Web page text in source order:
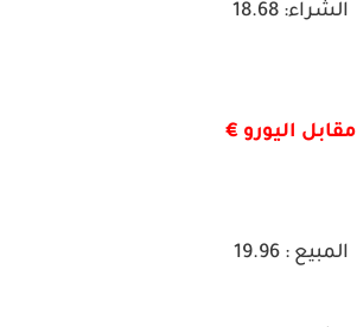
الشراء: 18.68
مقابل اليورو €
المبيع : 19.96